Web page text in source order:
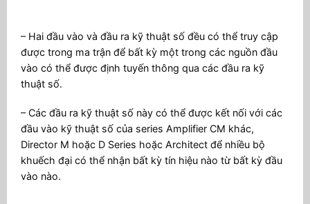
– Hai đầu vào và đầu ra kỹ thuật số đều có thể truy cập
được trong ma trận để bất kỳ một trong các nguồn đầu
vào có thể được định tuyến thông qua các đầu ra kỹ
thuật số.
– Các đầu ra kỹ thuật số này có thể được kết nối với các
đầu vào kỹ thuật số của series Amplifier CM khác,
Director M hoặc D Series hoặc Architect để nhiều bộ
khuếch đại có thể nhận bất kỳ tín hiệu nào từ bất kỳ đầu
vào nào.